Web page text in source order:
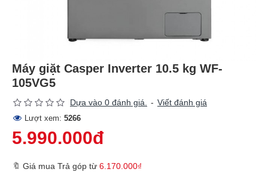
Máy giặt Casper Inverter 10.5 kg WF-
105VG5
Dựa vào 0 đánh giá. - Viết đánh giá
Lượt xem: 5266
5.990.000đ
🔖 Giá mua Trả góp từ 6.170.000₫